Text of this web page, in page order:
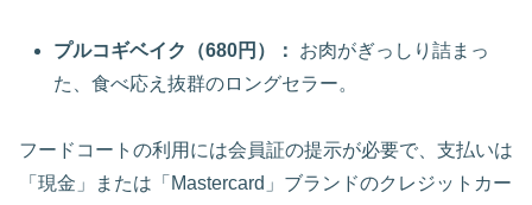
プルコギベイク（680円）：
お肉がぎっしり詰まっ
た、食べ応え抜群のロングセラー。
フードコートの利用には会員証の提示が必要で、支払いは
「現金」または「Mastercard」ブランドのクレジットカー